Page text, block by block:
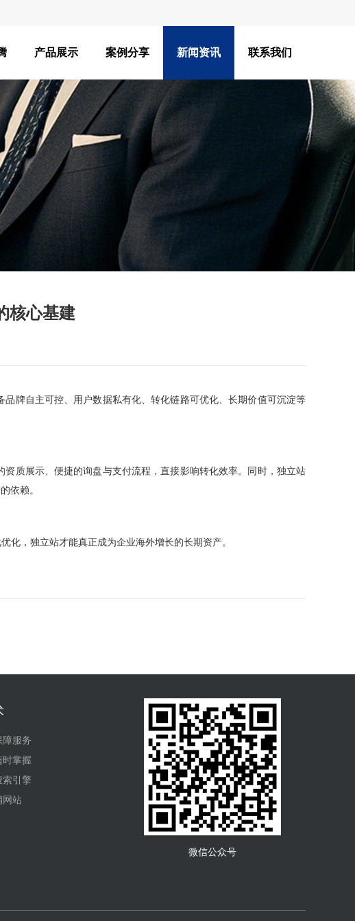
产品展示 案例分享 新闻资讯 联系我们
核心基建
牌自主可控、用户数据私有化、转化链路可优化、长期价值可沉淀等
质展示、便捷的询盘与支付流程，直接影响转化效率。同时，独立站
依赖。
，独立站才能真正成为企业海外增长的长期资产。
障服务
时掌握
索引擎
网站
微信公众号